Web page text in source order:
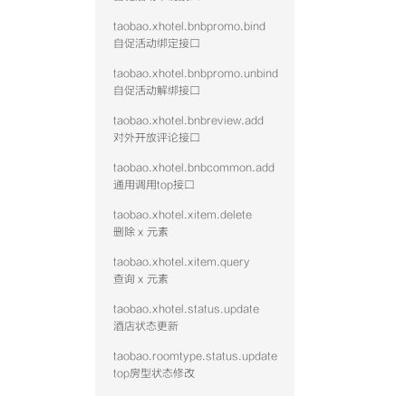
taobao.xhotel.bnbpromo.bind
自促活动绑定接口
taobao.xhotel.bnbpromo.unbind
自促活动解绑接口
taobao.xhotel.bnbreview.add
对外开放评论接口
taobao.xhotel.bnbcommon.add
通用调用top接口
taobao.xhotel.xitem.delete
删除 x 元素
taobao.xhotel.xitem.query
查询 x 元素
taobao.xhotel.status.update
酒店状态更新
taobao.roomtype.status.update
top房型状态修改